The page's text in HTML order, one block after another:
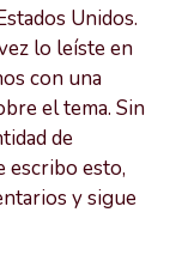
Unidos.
lo leíste en
con una
el tema. Sin
de
escribo esto,
y sigue